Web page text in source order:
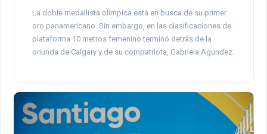
La doble medallista olímpica está en busca de su primer
oro panamericano. Sin embargo, en las clasificaciones de
plataforma 10 metros femenino terminó detrás de la
oriunda de Calgary y de su compatriota, Gabriela Agúndez.